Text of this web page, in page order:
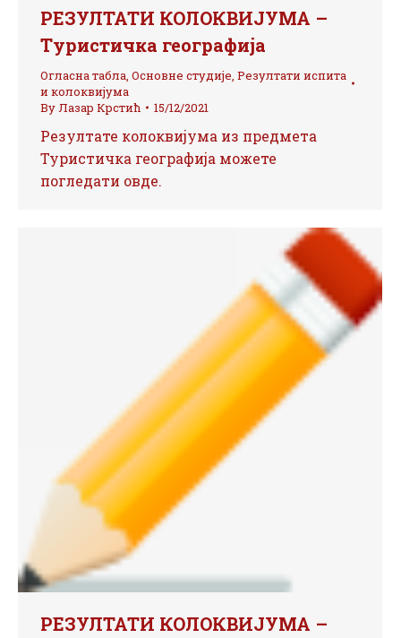
РЕЗУЛТАТИ КОЛОКВИЈУМА –
Туристичка географија
Огласна табла, Основне студије, Резултати испита
и колоквијума
ByЛазар Крстић 15/12/2021
Резултате колоквијума из предмета
Туристичка географија можете
погледати овде.
РЕЗУЛТАТИ КОЛОКВИЈУМА –